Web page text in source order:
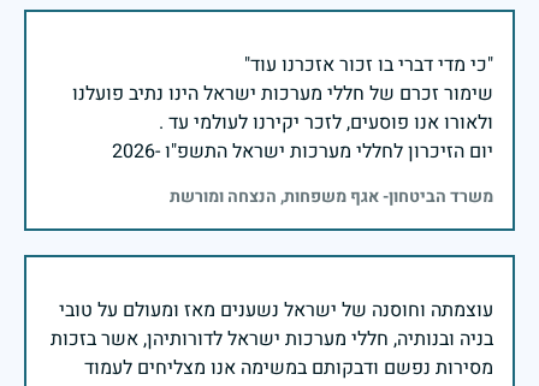
שימור זכרם של חללי מערכות ישראל הינו נתיב פועלנו
יום הזיכרון לחללי מערכות ישראל התשפ"ו -2026
משרד הביטחון- אגף משפחות, הנצחה ומורשת
עוצמתה וחוסנה של ישראל נשענים מאז ומעולם על טובי
בניה ובנותיה, חללי מערכות ישראל לדורותיהן, אשר בזכות
מסירות נפשם ודבקותם במשימה אנו מצליחים לעמוד